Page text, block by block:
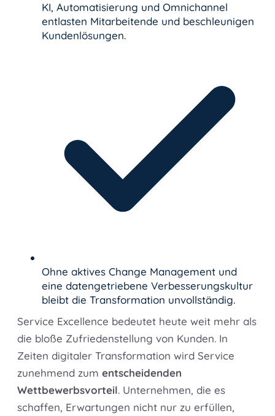
KI, Automatisierung und Omnichannel
entlasten Mitarbeitende und beschleunigen
Kundenlösungen.
Ohne aktives Change Management und
eine datengetriebene Verbesserungskultur
bleibt die Transformation unvollständig.
Service Excellence bedeutet heute weit mehr als
die bloße Zufriedenstellung von Kunden. In
Zeiten digitaler Transformation wird Service
zunehmend zum entscheidenden
Wettbewerbsvorteil. Unternehmen, die es
schaffen, Erwartungen nicht nur zu erfüllen,